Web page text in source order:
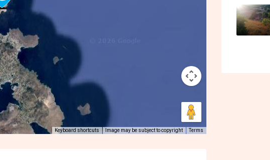
Keyboard shortcuts Image may be subject to copyright Terms